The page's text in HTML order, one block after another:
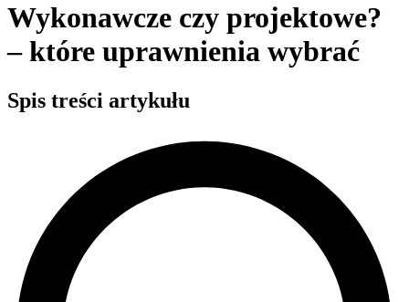
Wykonawcze czy projektowe?
– które uprawnienia wybrać
Spis treści artykułu